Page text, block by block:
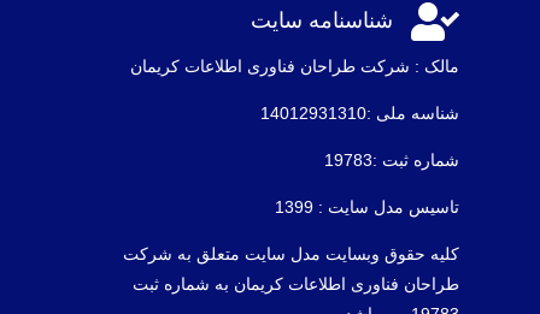
 شناسنامه سایت
مالک : شرکت طراحان فناوری اطلاعات كريمان
شناسه ملی :14012931310
شماره ثبت :19783
تاسیس مدل سایت : 1399
کلیه حقوق وبسایت مدل سایت متعلق به شرکت
طراحان فناوری اطلاعات کریمان به شماره ثبت